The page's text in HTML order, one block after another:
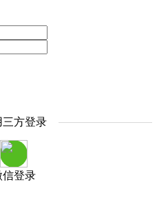
三方登录
信登录